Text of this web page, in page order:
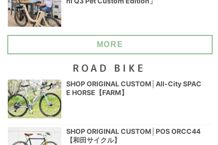
MORE
ROAD BIKE
SHOP ORIGINAL CUSTOM│All-City SPAC
E HORSE【FARM】
SHOP ORIGINAL CUSTOM│POS ORCC44
【和田サイクル】